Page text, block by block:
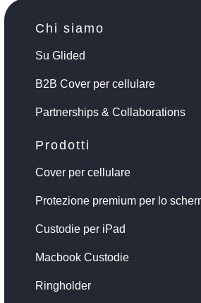
Chi siamo
Su Glided
B2B Cover per cellulare
Partnerships & Collaborations
Prodotti
Cover per cellulare
Protezione premium per lo
Custodie per iPad
Macbook Custodie
Ringholder